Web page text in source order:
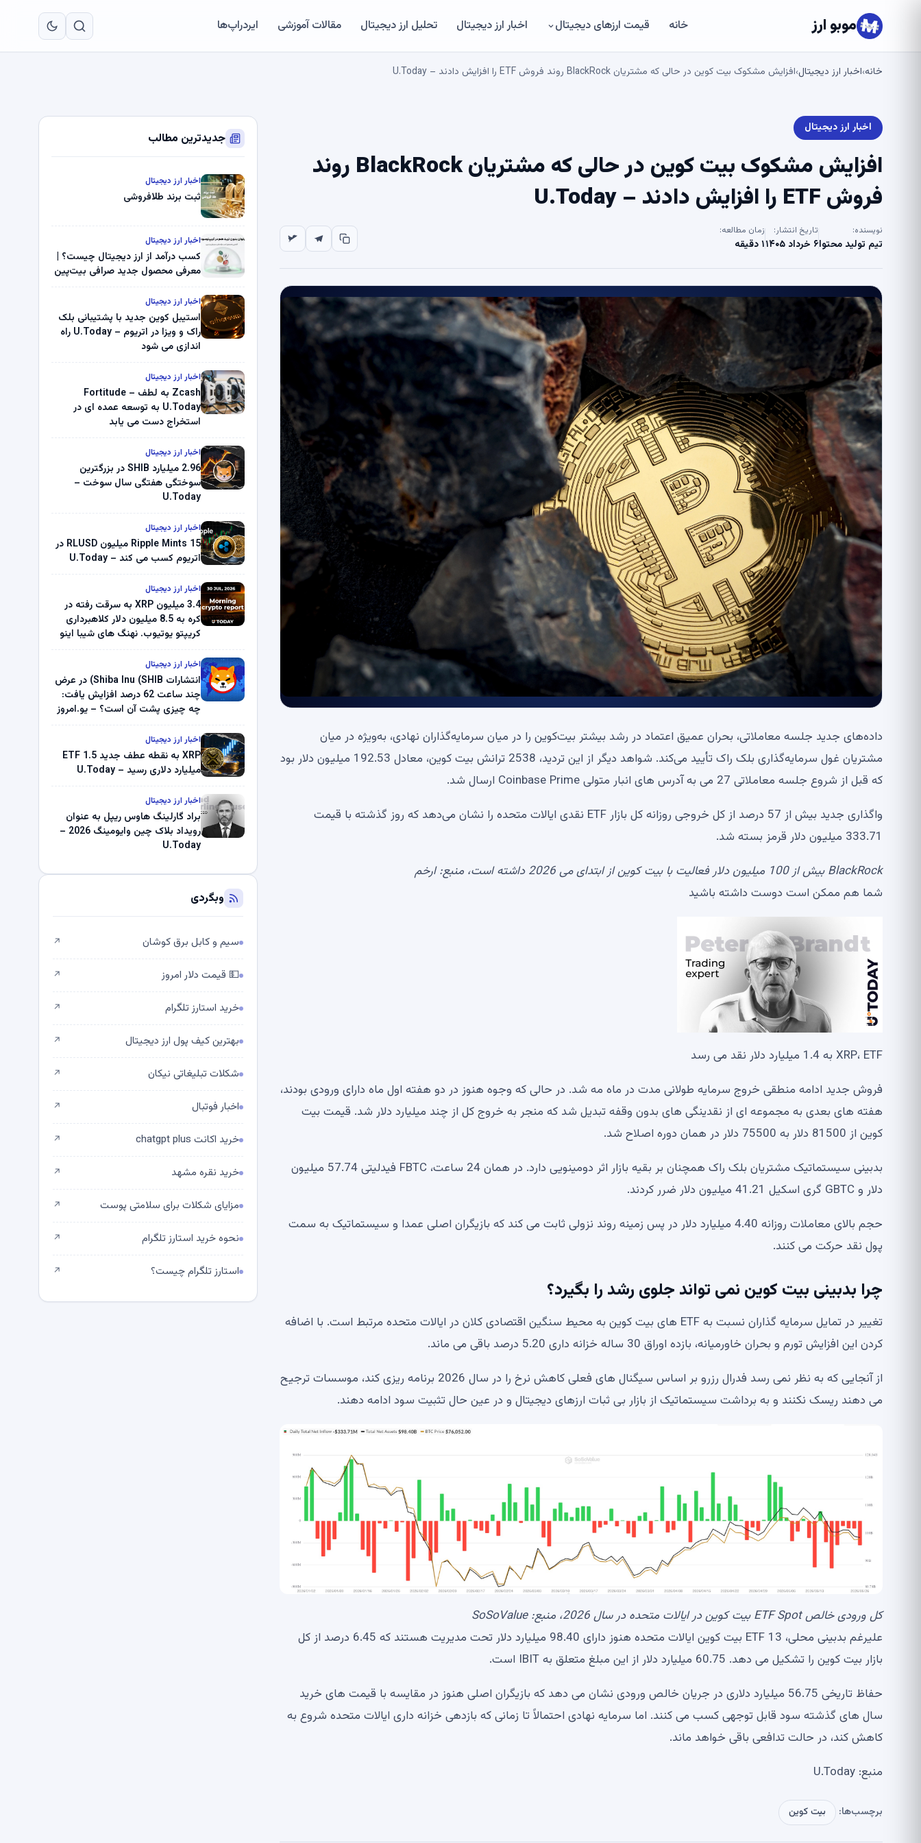
موبو ارز خانه قیمت ارزهای دیجیتال اخبار ارز دیجیتال تحلیل ارز دیجیتال مقالات آموزشی ایردراپ‌ها
خانه›اخبار ارز دیجیتال›افزایش مشکوک بیت کوین در حالی که مشتریان BlackRock روند فروش ETF را افزایش دادند – U.Today
اخبار ارز دیجیتال
افزایش مشکوک بیت کوین در حالی که مشتریان BlackRock روند
فروش ETF را افزایش دادند – U.Today
نویسنده:
تیم تولید محتوا
تاریخ انتشار:
۶ خرداد ۱۴۰۵
زمان مطالعه:
۱ دقیقه
داده‌های جدید جلسه معاملاتی، بحران عمیق اعتماد در رشد بیشتر بیت‌کوین را در میان سرمایه‌گذاران نهادی، به‌ویژه در میان
مشتریان غول سرمایه‌گذاری بلک راک تأیید می‌کند. شواهد دیگر از این تردید، 2538 ترانش بیت کوین، معادل 192.53 میلیون دلار بود
که قبل از شروع جلسه معاملاتی 27 می به آدرس های انبار متولی Coinbase Prime ارسال شد.
واگذاری جدید بیش از 57 درصد از کل خروجی روزانه کل بازار ETF نقدی ایالات متحده را نشان می‌دهد که روز گذشته با قیمت
333.71 میلیون دلار قرمز بسته شد.
BlackRock بیش از 100 میلیون دلار فعالیت با بیت کوین از ابتدای می 2026 داشته است، منبع:
ارخم
شما هم ممکن است دوست داشته باشید
XRP، ETF به 1.4 میلیارد دلار نقد می رسد
فروش جدید ادامه منطقی خروج سرمایه طولانی مدت در ماه مه شد. در حالی که وجوه هنوز در دو هفته اول ماه دارای ورودی بودند،
هفته های بعدی به مجموعه ای از نقدینگی های بدون وقفه تبدیل شد که منجر به خروج کل از چند میلیارد دلار شد. قیمت بیت
کوین از 81500 دلار به 75500 دلار در همان دوره اصلاح شد.
بدبینی سیستماتیک مشتریان بلک راک همچنان بر بقیه بازار اثر دومینویی دارد. در همان 24 ساعت، FBTC فیدلیتی 57.74 میلیون
دلار و GBTC گری اسکیل 41.21 میلیون دلار ضرر کردند.
حجم بالای معاملات روزانه 4.40 میلیارد دلار در پس زمینه روند نزولی ثابت می کند که بازیگران اصلی عمدا و سیستماتیک به سمت
پول نقد حرکت می کنند.
چرا بدبینی بیت کوین نمی تواند جلوی رشد را بگیرد؟
تغییر در تمایل سرمایه گذاران نسبت به ETF های بیت کوین به محیط سنگین اقتصادی کلان در ایالات متحده مرتبط است. با اضافه
کردن این افزایش تورم و بحران خاورمیانه، بازده اوراق 30 ساله خزانه داری 5.20 درصد باقی می ماند.
از آنجایی که به نظر نمی رسد فدرال رزرو بر اساس سیگنال های فعلی کاهش نرخ را در سال 2026 برنامه ریزی کند، موسسات ترجیح
می دهند ریسک نکنند و به برداشت سیستماتیک از بازار بی ثبات ارزهای دیجیتال و در عین حال تثبیت سود ادامه دهند.
کل ورودی خالص ETF Spot بیت کوین در ایالات متحده در سال 2026، منبع:
SoSoValue
علیرغم بدبینی محلی، 13 ETF بیت کوین ایالات متحده هنوز دارای 98.40 میلیارد دلار تحت مدیریت هستند که 6.45 درصد از کل
بازار بیت کوین را تشکیل می دهد. 60.75 میلیارد دلار از این مبلغ متعلق به IBIT است.
حفاظ تاریخی 56.75 میلیارد دلاری در جریان خالص ورودی نشان می دهد که بازیگران اصلی هنوز در مقایسه با قیمت های خرید
سال های گذشته سود قابل توجهی کسب می کنند. اما سرمایه نهادی احتمالاً تا زمانی که بازدهی خزانه داری ایالات متحده شروع به
کاهش کند، در حالت تدافعی باقی خواهد ماند.
منبع: U.Today
برچسب‌ها: بیت کوین
جدیدترین مطالب
اخبار ارز دیجیتال
ثبت برند طلافروشی
اخبار ارز دیجیتال
کسب درآمد از ارز دیجیتال چیست؟ |
معرفی محصول جدید صرافی بیت‌پین
اخبار ارز دیجیتال
استیبل کوین جدید با پشتیبانی بلک
راک و ویزا در اتریوم – U.Today راه
اندازی می شود
اخبار ارز دیجیتال
Zcash به لطف Fortitude –
U.Today به توسعه عمده ای در
استخراج دست می یابد
اخبار ارز دیجیتال
2.96 میلیارد SHIB در بزرگترین
سوختگی هفتگی سال سوخت –
U.Today
اخبار ارز دیجیتال
Ripple Mints 15 میلیون RLUSD در
اتریوم کسب می کند – U.Today
اخبار ارز دیجیتال
3.4 میلیون XRP به سرقت رفته در
کره به 8.5 میلیون دلار کلاهبرداری
کریپتو یوتیوب. نهنگ های شیبا اینو
میلیون دلار U-Turn در بیت کوین را
ثبت کرد – گزارش کریپتو صبح –
U.Today
اخبار ارز دیجیتال
انتشارات Shiba Inu (SHIB) در عرض
چند ساعت 62 درصد افزایش یافت:
چه چیزی پشت آن است؟ – یو.امروز
اخبار ارز دیجیتال
XRP به نقطه عطف جدید ETF 1.5
میلیارد دلاری رسید – U.Today
اخبار ارز دیجیتال
براد گارلینگ هاوس ریپل به عنوان
رویداد بلاک چین وایومینگ 2026 –
U.Today
وبگردی
سیم و کابل برق کوشان ↗
💵 قیمت دلار امروز ↗
خرید استارز تلگرام ↗
بهترین کیف پول ارز دیجیتال ↗
شکلات تبلیغاتی نیکان ↗
اخبار فوتبال ↗
خرید اکانت chatgpt plus ↗
خرید نقره مشهد ↗
مزایای شکلات برای سلامتی پوست ↗
نحوه خرید استارز تلگرام ↗
استارز تلگرام چیست؟ ↗